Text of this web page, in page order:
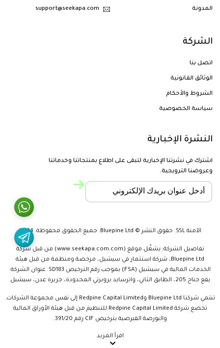
المدونة support@seekapa.com
الشركة
اتصل بنا
الوثائق القانونية
الشروط والأحكام
سياسة الخصوصية
النشرة الإخبارية
اشترك في نشرتنا الإخبارية لتبقى على اطلاع بمنتجاتنا وخدماتنا
وعروضنا الترويجية.
الآمنة SSL. حقوق النشر © Bluepine Ltd. جميع الحقوق محفوظة. 2024
تفاصيل الشركة: يشغّل موقع (www.seekapa.com.com) من قبل شركة
Bluepine Ltd، شركة استثمار في سيشيل، مرخصة ومنظمة من قبل هيئة
الخدمات المالية في سيشيل (FSA) بموجب رقم الترخيص SD183. عنوان الشركة:
يقع جناح 205، الطابق الثاني، واترسايد بروبرتي المحدودة، جزيرة عدن، سيشيل
تنتمي شركتا Bluepine Ltd وRedpine Capital Limited إلى نفس مجموعة الشركات.
تخضع شركة Redpine Capital Limited للتنظيم من قبل هيئة الأوراق المالية
والبورصة القبرصية بترخيص CIF رقم 391/20.
اقرأ المزيد